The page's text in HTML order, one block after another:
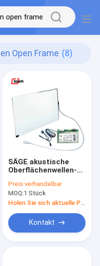
Open Frame (8)
SÄGE akustische
Oberflächenwellen-
CJTOUCH 12,1 Zoll-
Touch Screen
Preis:verhandelbar
MOQ:1 Stück
Kontakt